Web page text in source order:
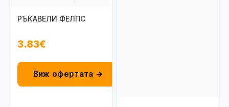
РЪКАВЕЛИ ФЕЛПС
3.83€
Виж офертата →